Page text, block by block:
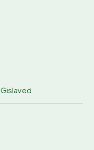
Gislaved